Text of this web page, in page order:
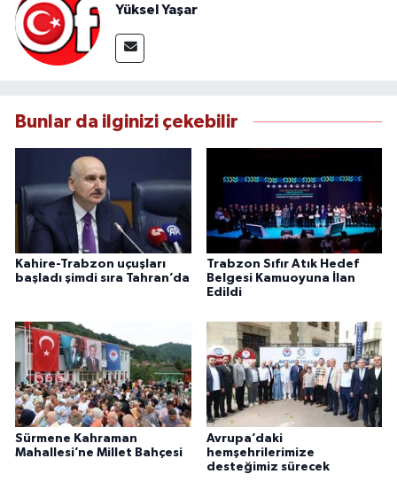
Yüksel Yaşar
Bunlar da ilginizi çekebilir
Kahire-Trabzon uçuşları
başladı şimdi sıra Tahran’da
Trabzon Sıfır Atık Hedef
Belgesi Kamuoyuna İlan
Edildi
Sürmene Kahraman
Mahallesi’ne Millet Bahçesi
Avrupa’daki
hemşehrilerimize
desteğimiz sürecek